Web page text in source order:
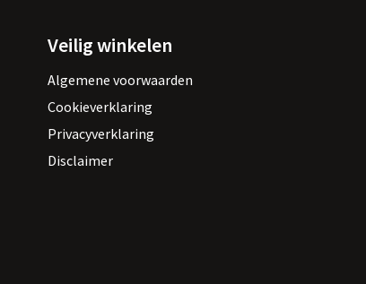
Veilig winkelen
Algemene voorwaarden
Cookieverklaring
Privacyverklaring
Disclaimer